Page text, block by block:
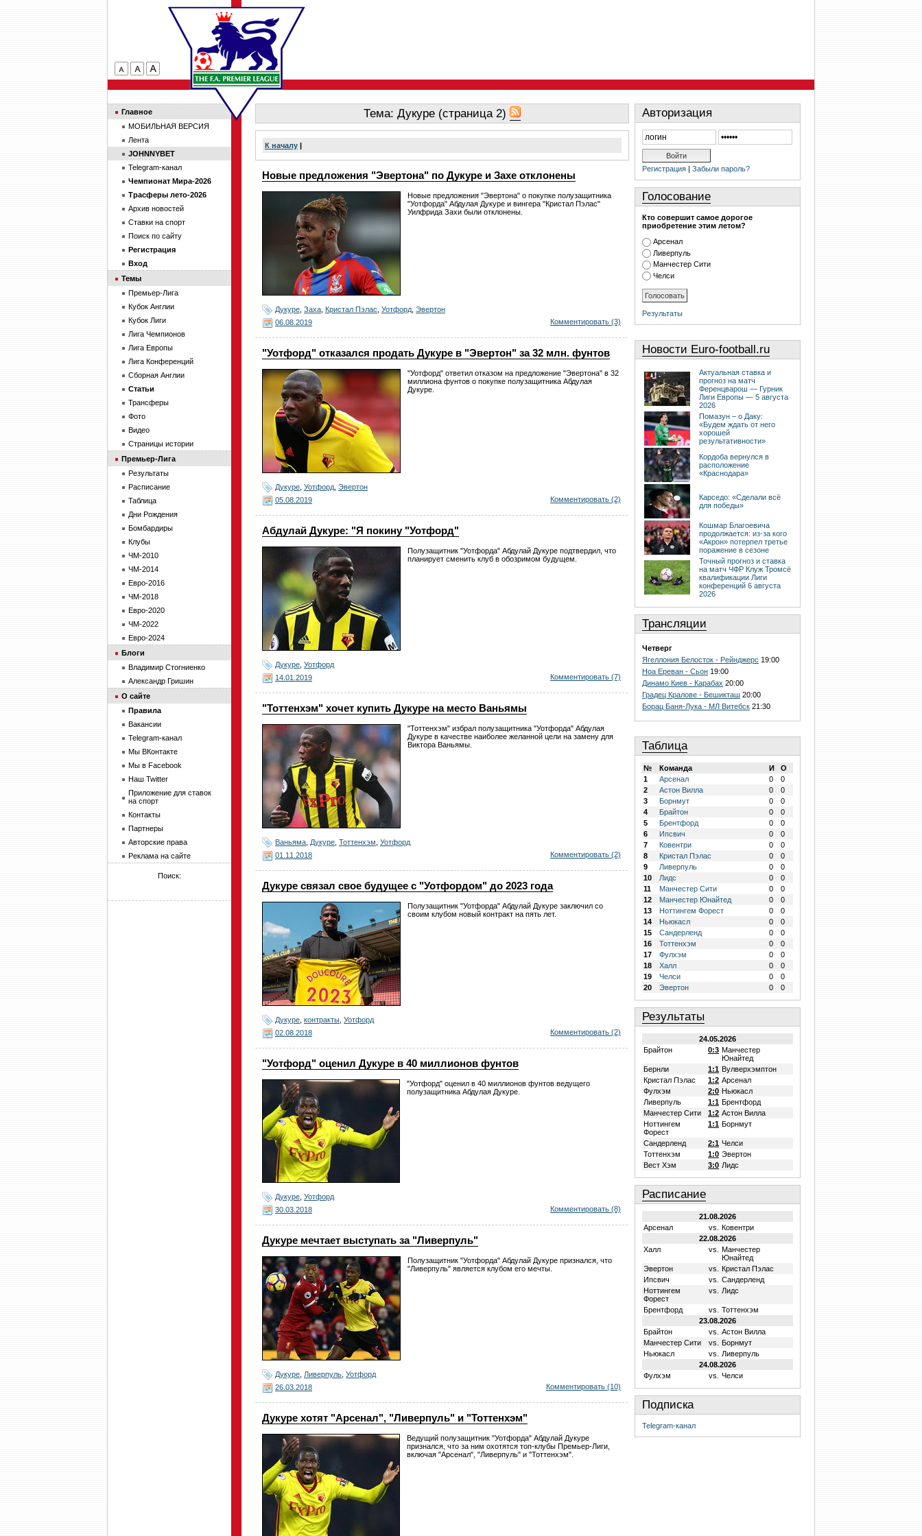
Тема: Дукуре (страница 2)
К началу |
Новые предложения "Эвертона" по Дукуре и Захе отклонены
Новые предложения "Эвертона" о покупке полузащитника
"Уотфорда" Абдулая Дукуре и вингера "Кристал Пэлас"
Уилфрида Захи были отклонены.
Дукуре Заха Кристал Пэлас Уотфорд Эвертон
06.08.2019
Комментировать (3)
"Уотфорд" отказался продать Дукуре в "Эвертон" за 32 млн. фунтов
"Уотфорд" ответил отказом на предложение "Эвертона" в 32
миллиона фунтов о покупке полузащитника Абдулая
Дукуре.
Дукуре Уотфорд Эвертон
05.08.2019
Комментировать (2)
Абдулай Дукуре: "Я покину "Уотфорд"
Полузащитник "Уотфорда" Абдулай Дукуре подтвердил, что
планирует сменить клуб в обозримом будущем.
Дукуре Уотфорд
14.01.2019
Комментировать (7)
"Тоттенхэм" хочет купить Дукуре на место Ваньямы
"Тоттенхэм" избрал полузащитника "Уотфорда" Абдулая
Дукуре в качестве наиболее желанной цели на замену для
Виктора Ваньямы.
Ваньяма Дукуре Тоттенхэм Уотфорд
01.11.2018
Комментировать (2)
Дукуре связал свое будущее с "Уотфордом" до 2023 года
Полузащитник "Уотфорда" Абдулай Дукуре заключил со
своим клубом новый контракт на пять лет.
Дукуре контракты Уотфорд
02.08.2018
Комментировать (2)
"Уотфорд" оценил Дукуре в 40 миллионов фунтов
"Уотфорд" оценил в 40 миллионов фунтов ведущего
полузащитника Абдулая Дукуре.
Дукуре Уотфорд
30.03.2018
Комментировать (8)
Дукуре мечтает выступать за "Ливерпуль"
Полузащитник "Уотфорда" Абдулай Дукуре признался, что
"Ливерпуль" является клубом его мечты.
Дукуре Ливерпуль Уотфорд
26.03.2018
Комментировать (10)
Дукуре хотят "Арсенал", "Ливерпуль" и "Тоттенхэм"
Ведущий полузащитник "Уотфорда" Абдулай Дукуре
признался, что за ним охотятся топ-клубы Премьер-Лиги,
включая "Арсенал", "Ливерпуль" и "Тоттенхэм".
Авторизация
Регистрация | Забыли пароль?
Голосование
Кто совершит самое дорогое
приобретение этим летом?
Арсенал
Ливерпуль
Манчестер Сити
Челси
Результаты
Новости Euro-football.ru
Актуальная ставка и
прогноз на матч
Ференцварош — Гурник
Лиги Европы — 5 августа
2026
Помазун – о Даку:
«Будем ждать от него
хорошей
результативности»
Кордоба вернулся в
расположение
«Краснодара»
Карседо: «Сделали всё
для победы»
Кошмар Благоевича
продолжается: из-за кого
«Акрон» потерпел третье
поражение в сезоне
Точный прогноз и ставка
на матч ЧФР Клуж Тромсё
квалификации Лиги
конференций 6 августа
2026
Трансляции
Четверг
Ягеллония Белосток - Рейнджерс 19:00
Ноа Ереван - Сьон 19:00
Динамо Киев - Карабах 20:00
Градец Кралове - Бешикташ 20:00
Борац Баня-Лука - МЛ Витебск 21:30
Таблица
№ Команда И
О
1
Арсенал 0
0
2
Астон Вилла 0
0
3
Борнмут 0
0
4
Брайтон 0
0
5
Брентфорд 0
0
6
Ипсвич 0
0
7
Ковентри 0
0
8
Кристал Пэлас 0
0
9
Ливерпуль 0
0
10
Лидс 0
0
11
Манчестер Сити 0
0
12
Манчестер Юнайтед 0
0
13
Ноттингем Форест 0
0
14
Ньюкасл 0
0
15
Сандерленд 0
0
16
Тоттенхэм 0
0
17
Фулхэм 0
0
18
Халл 0
0
19
Челси 0
0
20
Эвертон 0 0
Результаты
24.05.2026
Брайтон
0:3 Манчестер
Юнайтед
Бернли
1:1 Вулверхэмптон
Кристал Пэлас
1:2 Арсенал
Фулхэм
2:0 Ньюкасл
Ливерпуль
1:1 Брентфорд
Манчестер Сити
1:2 Астон Вилла
Ноттингем
Форест
1:1 Борнмут
Сандерленд 2:1 Челси
Тоттенхэм
1:0 Эвертон
Вест Хэм
3:0 Лидс
Расписание
21.08.2026
Арсенал
vs.
Ковентри
22.08.2026
Халл
vs.
Манчестер
Юнайтед
Эвертон
vs.
Кристал Пэлас
Ипсвич
vs.
Сандерленд
Ноттингем
Форест
vs. Лидс
Брентфорд vs.
Тоттенхэм
23.08.2026
Брайтон
vs.
Астон Вилла
Манчестер Сити
vs.
Борнмут
Ньюкасл
vs.
Ливерпуль
24.08.2026
Фулхэм
vs. Челси
Подписка
Telegram-канал
Главное
МОБИЛЬНАЯ ВЕРСИЯ
Лента
JOHNNYBET
Telegram-канал
Чемпионат Мира-2026
Трасферы лето-2026
Архив новостей
Ставки на спорт
Поиск по сайту
Регистрация
Вход
Темы
Премьер-Лига
Кубок Англии
Кубок Лиги
Лига Чемпионов
Лига Европы
Лига Конференций
Сборная Англии
Статьи
Трансферы
Фото
Видео
Страницы истории
Премьер-Лига
Результаты
Расписание
Таблица
Дни Рождения
Бомбардиры
Клубы
ЧМ-2010
ЧМ-2014
Евро-2016
ЧМ-2018
Евро-2020
ЧМ-2022
Евро-2024
Блоги
Владимир Стогниенко
Александр Гришин
О сайте
Правила
Вакансии
Telegram-канал
Мы ВКонтакте
Мы в Facebook
Наш Twitter
Приложение для ставок
на спорт
Контакты
Партнеры
Авторские права
Реклама на сайте
Поиск: